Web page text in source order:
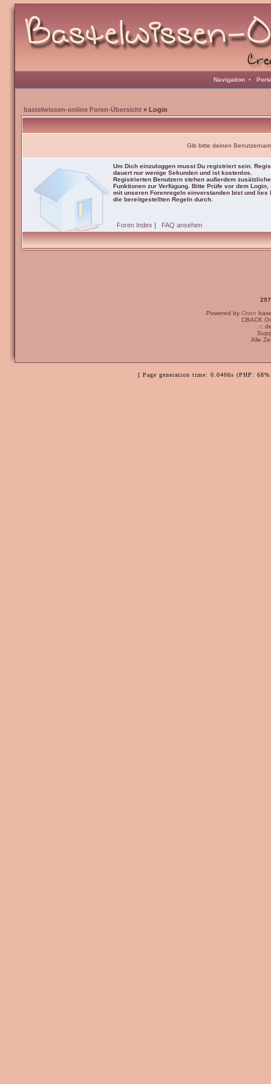
Navigation •
bastelwissen-online Foren-Übersicht » Login
Gib bitte deinen
Um Dich einzuloggen musst Du registriert sein.
dauert nur wenige Sekunden und ist kostenlos.
Registrierten Benutzern stehen außerdem zusätzliche
Funktionen zur Verfügung. Bitte Prüfe vor dem Login,
mit unseren Forenregeln einverstanden bist und lies
die bereitgestellten Regeln durch.
Foren Index | FAQ ansehen
Powered by Orion
CBACK
:-:
Alle
[ Page generation time: 0.0406s (PHP: